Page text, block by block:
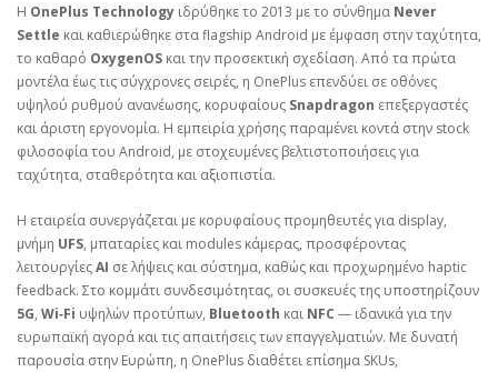
Η OnePlus Technology ιδρύθηκε το 2013 με το σύνθημα Never
Settle και καθιερώθηκε στα flagship Android με έμφαση στην ταχύτητα,
το καθαρό OxygenOS και την προσεκτική σχεδίαση. Από τα πρώτα
μοντέλα έως τις σύγχρονες σειρές, η OnePlus επενδύει σε οθόνες
υψηλού ρυθμού ανανέωσης, κορυφαίους Snapdragon επεξεργαστές
και άριστη εργονομία. Η εμπειρία χρήσης παραμένει κοντά στην stock
φιλοσοφία του Android, με στοχευμένες βελτιστοποιήσεις για
ταχύτητα, σταθερότητα και αξιοπιστία.
Η εταιρεία συνεργάζεται με κορυφαίους προμηθευτές για display,
μνήμη UFS, μπαταρίες και modules κάμερας, προσφέροντας
λειτουργίεςAI σε λήψεις και σύστημα, καθώς και προχωρημένο haptic
feedback. Στο κομμάτι συνδεσιμότητας, οι συσκευές της υποστηρίζουν
5G, Wi‑Fi υψηλών προτύπων, Bluetooth και NFC — ιδανικά για την
ευρωπαϊκή αγορά και τις απαιτήσεις των επαγγελματιών. Με δυνατή
παρουσία στην Ευρώπη, η OnePlus διαθέτει επίσημα SKUs,